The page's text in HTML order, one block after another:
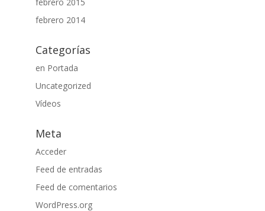
febrero 2014
Categorías
en Portada
Uncategorized
Vídeos
Meta
Acceder
Feed de entradas
Feed de comentarios
WordPress.org